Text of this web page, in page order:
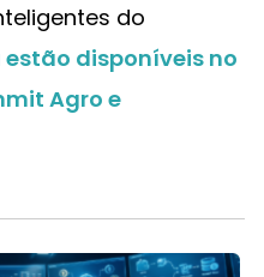
do
estão disponíveis no
Agro e